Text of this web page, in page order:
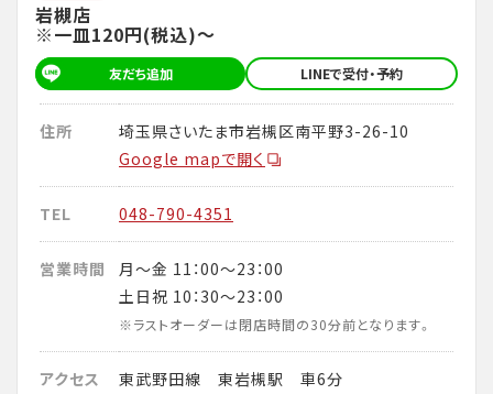
岩槻店
※一皿120円(税込)～
友だち追加 LINEで受付・予約
住所
埼玉県さいたま市岩槻区南平野3-26-10
Google mapで開く
TEL 048-790-4351
営業時間
月～金 11：00～23：00
土日祝 10：30～23：00
※ラストオーダーは閉店時間の30分前となります。
アクセス
東武野田線 東岩槻駅 車6分